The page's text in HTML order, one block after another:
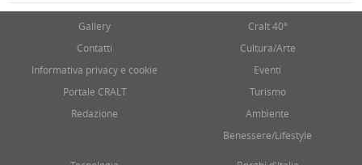
Gallery
Contatti
Informativa privacy e cookie
Portale CRALT
Redazione
Cralt 40°
Cultura/Arte
Eventi
Turismo
Ambiente
Benessere/Lifestyle